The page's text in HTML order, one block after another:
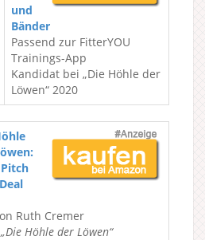
und
Bänder
Passend zur FitterYOU
Trainings-App
Kandidat bei „Die Höhle der
Löwen“ 2020
Ruth Cremer
Höhle der Löwen“